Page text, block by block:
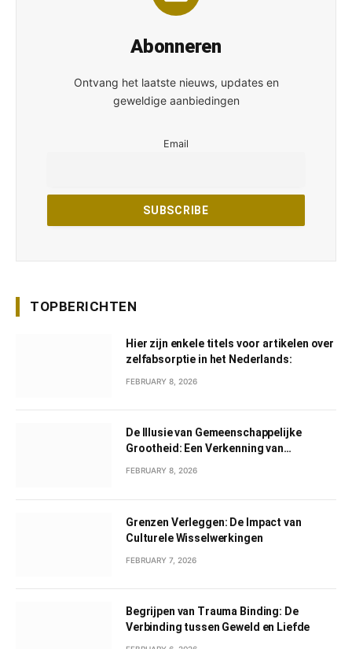
Abonneren
Ontvang het laatste nieuws, updates en
geweldige aanbiedingen
Email
TOPBERICHTEN
Hier zijn enkele titels voor artikelen over
zelfabsorptie in het Nederlands:
FEBRUARY 8, 2026
De Illusie van Gemeenschappelijke
Grootheid: Een Verkenning van
Gemeenschappelijk Narcisme
FEBRUARY 8, 2026
Grenzen Verleggen: De Impact van
Culturele Wisselwerkingen
FEBRUARY 7, 2026
Begrijpen van Trauma Binding: De
Verbinding tussen Geweld en Liefde